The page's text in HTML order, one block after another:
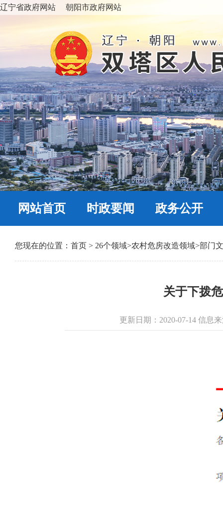
辽宁省政府网站 朝阳市政府网站
网站首页 时政要闻 政务公开
您现在的位置： 首页 > 26个领域>农村危房改造领域>部门
关于下拨
更新日期：2020-07-14 信息